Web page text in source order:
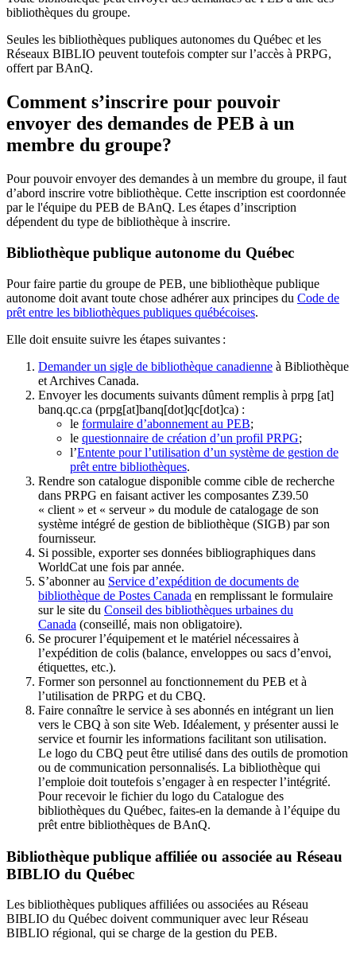
bibliothèques du groupe.
Seules les bibliothèques publiques autonomes du Québec et les
Réseaux BIBLIO peuvent toutefois compter sur l’accès à PRPG,
offert par BAnQ.
Comment s’inscrire pour pouvoir
envoyer des demandes de PEB à un
membre du groupe?
Pour pouvoir envoyer des demandes à un membre du groupe, il faut
d’abord inscrire votre bibliothèque. Cette inscription est coordonnée
par le l'équipe du PEB de BAnQ. Les étapes d’inscription
dépendent du type de bibliothèque à inscrire.
Bibliothèque publique autonome du Québec
Pour faire partie du groupe de PEB, une bibliothèque publique
autonome doit avant toute chose adhérer aux principes du Code de
prêt entre les bibliothèques publiques québécoises.
Elle doit ensuite suivre les étapes suivantes :
Demander un sigle de bibliothèque canadienne à Bibliothèque
et Archives Canada.
Envoyer les documents suivants dûment remplis à prpg [at]
banq.qc.ca (prpg[at]banq[dot]qc[dot]ca) :
le formulaire d’abonnement au PEB;
le questionnaire de création d’un profil PRPG;
l’Entente pour l’utilisation d’un système de gestion de
prêt entre bibliothèques.
Rendre son catalogue disponible comme cible de recherche
dans PRPG en faisant activer les composantes Z39.50
« client » et « serveur » du module de catalogage de son
système intégré de gestion de bibliothèque (SIGB) par son
fournisseur.
Si possible, exporter ses données bibliographiques dans
WorldCat une fois par année.
S’abonner au Service d’expédition de documents de
bibliothèque de Postes Canada en remplissant le formulaire
sur le site du Conseil des bibliothèques urbaines du
Canada (conseillé, mais non obligatoire).
Se procurer l’équipement et le matériel nécessaires à
l’expédition de colis (balance, enveloppes ou sacs d’envoi,
étiquettes, etc.).
Former son personnel au fonctionnement du PEB et à
l’utilisation de PRPG et du CBQ.
Faire connaître le service à ses abonnés en intégrant un lien
vers le CBQ à son site Web. Idéalement, y présenter aussi le
service et fournir les informations facilitant son utilisation.
Le logo du CBQ peut être utilisé dans des outils de promotion
ou de communication personnalisés. La bibliothèque qui
l’emploie doit toutefois s’engager à en respecter l’intégrité.
Pour recevoir le fichier du logo du Catalogue des
bibliothèques du Québec, faites-en la demande à l’équipe du
prêt entre bibliothèques de BAnQ.
Bibliothèque publique affiliée ou associée au Réseau
BIBLIO du Québec
Les bibliothèques publiques affiliées ou associées au Réseau
BIBLIO du Québec doivent communiquer avec leur Réseau
BIBLIO régional, qui se charge de la gestion du PEB.